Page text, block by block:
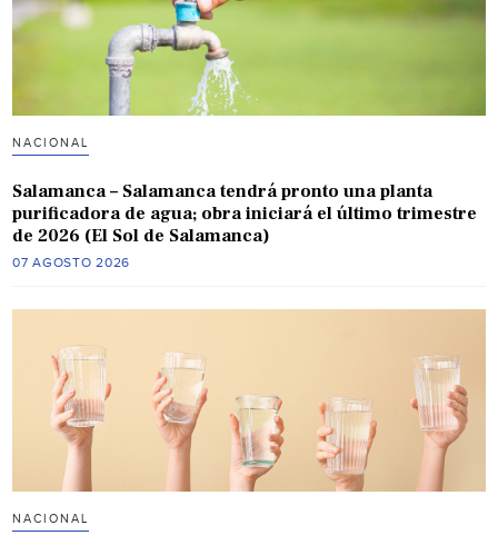
NACIONAL
Salamanca – Salamanca tendrá pronto una planta
purificadora de agua; obra iniciará el último trimestre
de 2026 (El Sol de Salamanca)
07 AGOSTO 2026
NACIONAL